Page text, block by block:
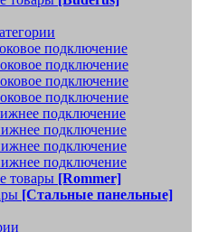
подключение
подключение
подключение
подключение
подключение
подключение
подключение
подключение
товары [Rommer]
[Стальные панельные]